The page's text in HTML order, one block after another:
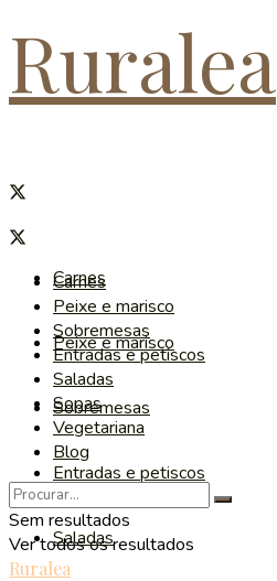
Ruralea
Carnes
Peixe e marisco
Sobremesas
Entradas e petiscos
Saladas
Carnes
Peixe e marisco
Sobremesas
Entradas e petiscos
Saladas
Sopas
Vegetariana
Blog
Sem resultados
Ver todos os resultados
Ruralea